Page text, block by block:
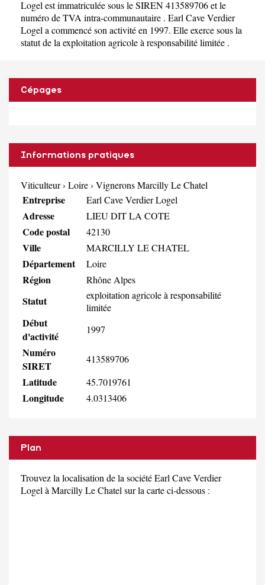
Logel est immatriculée sous le SIREN 413589706 et le
numéro de TVA intra-communautaire . Earl Cave Verdier
Logel a commencé son activité en 1997. Elle exerce sous la
statut de la exploitation agricole à responsabilité limitée .
Cépages
Informations pratiques
Viticulteur› Loire› Vignerons Marcilly Le Chatel
Entreprise Earl Cave Verdier Logel
Adresse LIEU DIT LA COTE
Code postal 42130
Ville MARCILLY LE CHATEL
Département Loire
Région Rhône Alpes
Statut
exploitation agricole à responsabilité
limitée
Début
d'activité
1997
Numéro
SIRET
413589706
Latitude 45.7019761
Longitude 4.0313406
Plan
Trouvez la localisation de la société Earl Cave Verdier
Logel à Marcilly Le Chatel sur la carte ci-dessous :